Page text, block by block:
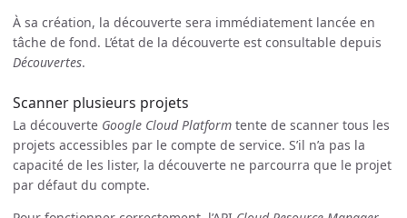
À sa création, la découverte sera immédiatement lancée en
tâche de fond. L’état de la découverte est consultable depuis
Découvertes.
Scanner plusieurs projets
La découverte Google Cloud Platform tente de scanner tous les
projets accessibles par le compte de service. S’il n’a pas la
capacité de les lister, la découverte ne parcourra que le projet
par défaut du compte.